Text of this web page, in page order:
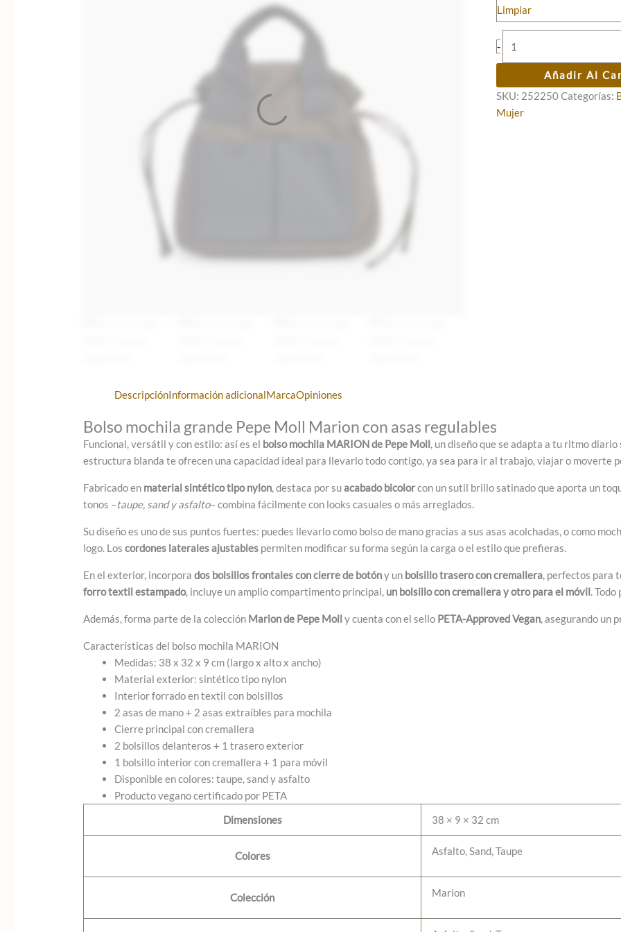
65,00 €.52,00 €.
Limpiar
-
mochila
asas
regulables
cantidad
Añadir Al
SKU: 252250Categorías:
Mujer
DescripciónInformación adicionalMarcaOpiniones
Bolso mochila grande Pepe Moll Marion con asas regulables
Funcional, versátil y con estilo: así es el bolso mochila MARION de Pepe Moll, un diseño que se adapta a tu ritmo
estructura blanda te ofrecen una capacidad ideal para llevarlo todo contigo, ya sea para ir al trabajo, viajar o moverte
Fabricado en material sintético tipo nylon, destaca por suacabado bicolorcon un sutil brillo satinado que aporta un
tonos –taupe, sand y asfalto– combina fácilmente con looks casuales o más arreglados.
Su diseño es uno de sus puntos fuertes: puedes llevarlo como bolso de mano gracias a sus asas acolchadas, o como
logo. Loscordones laterales ajustables permiten modificar su forma según la carga o el estilo que prefieras.
En el exterior, incorporados bolsillos frontales con cierre de botóny un bolsillo trasero con cremallera, perfectos para
forro textil estampado, incluye un amplio compartimento principal, un bolsillo con cremallera y otro para el móvil.
Además, forma parte de la colección Marion de Pepe Molly cuenta con el sello PETA-Approved Vegan, asegurando un
Características del bolso mochila MARION
Medidas: 38 x 32 x 9 cm (largo x alto x ancho)
Material exterior: sintético tipo nylon
Interior forrado en textil con bolsillos
2 asas de mano + 2 asas extraíbles para mochila
Cierre principal con cremallera
2 bolsillos delanteros + 1 trasero exterior
1 bolsillo interior con cremallera + 1 para móvil
Disponible en colores: taupe, sand y asfalto
Producto vegano certificado por PETA
Dimensiones
38 × 9 × 32 cm
Colores Asfalto, Sand, Taupe
Colección Marion